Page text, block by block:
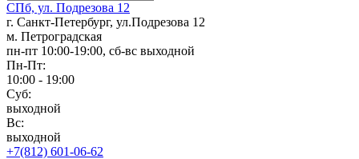
СПб, ул. Подрезова 12
г. Санкт-Петербург, ул.Подрезова 12
м. Петроградская
пн-пт 10:00-19:00, сб-вс выходной
Пн-Пт:
10:00 - 19:00
Суб:
выходной
Вс:
выходной
+7(812) 601-06-62